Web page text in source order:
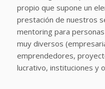
propio que supone un
prestación de nuestros
mentoring para
muy diversos
emprendedores,
lucrativo, instituciones y